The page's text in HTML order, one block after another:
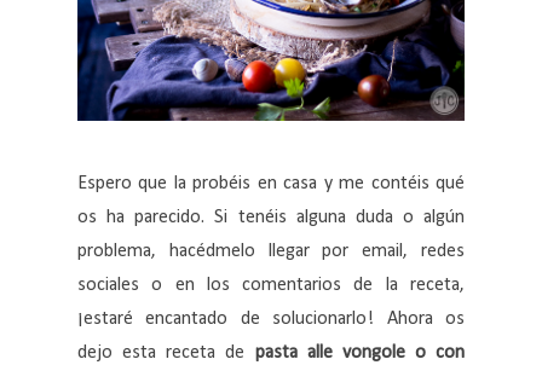
Espero que la probéis en casa y me contéis qué
os ha parecido. Si tenéis alguna duda o algún
problema, hacédmelo llegar por email, redes
sociales o en los comentarios de la receta,
¡estaré encantado de solucionarlo! Ahora os
dejo esta receta de pasta alle vongole o con